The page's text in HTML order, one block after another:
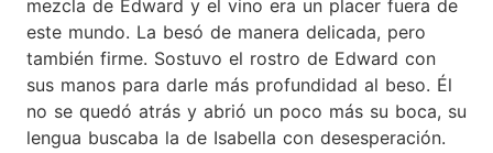
mezcla de Edward y el vino era un placer fuera de
este mundo. La besó de manera delicada, pero
también firme. Sostuvo el rostro de Edward con
sus manos para darle más profundidad al beso. Él
no se quedó atrás y abrió un poco más su boca, su
lengua buscaba la de Isabella con desesperación.